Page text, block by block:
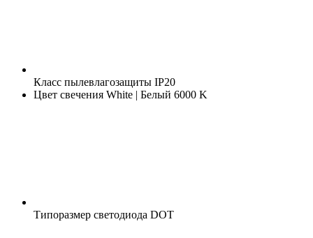
Класс пылевлагозащиты IP20
Цвет свечения White | Белый 6000 K
Типоразмер светодиода DOT